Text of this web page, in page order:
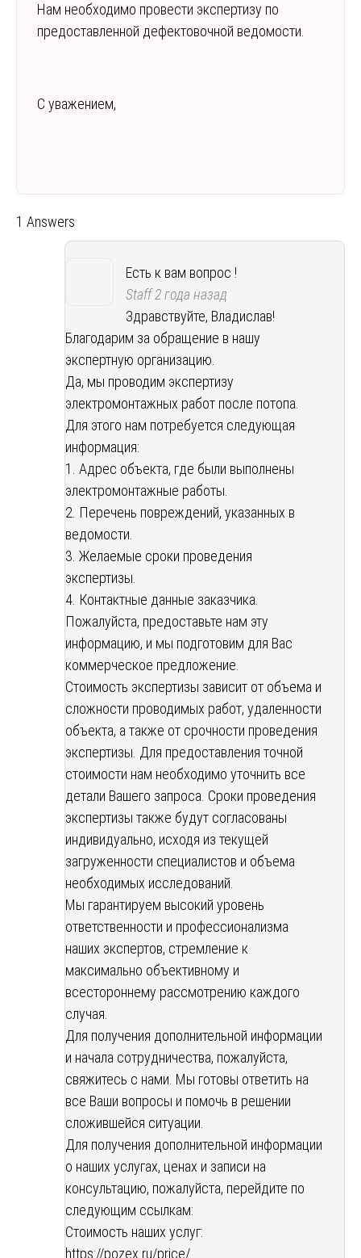
Нам необходимо провести экспертизу по
предоставленной дефектовочной ведомости.
С уважением,
1 Answers
Есть к вам вопрос !
Staff2 года назад
Здравствуйте, Владислав!
Благодарим за обращение в нашу
экспертную организацию.
Да, мы проводим экспертизу
электромонтажных работ после потопа.
Для этого нам потребуется следующая
информация:
1. Адрес объекта, где были выполнены
электромонтажные работы.
2. Перечень повреждений, указанных в
ведомости.
3. Желаемые сроки проведения
экспертизы.
4. Контактные данные заказчика.
Пожалуйста, предоставьте нам эту
информацию, и мы подготовим для Вас
коммерческое предложение.
Стоимость экспертизы зависит от объема и
сложности проводимых работ, удаленности
объекта, а также от срочности проведения
экспертизы. Для предоставления точной
стоимости нам необходимо уточнить все
детали Вашего запроса. Сроки проведения
экспертизы также будут согласованы
индивидуально, исходя из текущей
загруженности специалистов и объема
необходимых исследований.
Мы гарантируем высокий уровень
ответственности и профессионализма
наших экспертов, стремление к
максимально объективному и
всестороннему рассмотрению каждого
случая.
Для получения дополнительной информации
и начала сотрудничества, пожалуйста,
свяжитесь с нами. Мы готовы ответить на
все Ваши вопросы и помочь в решении
сложившейся ситуации.
Для получения дополнительной информации
о наших услугах, ценах и записи на
консультацию, пожалуйста, перейдите по
следующим ссылкам:
Стоимость наших услуг:
https://pozex.ru/price/